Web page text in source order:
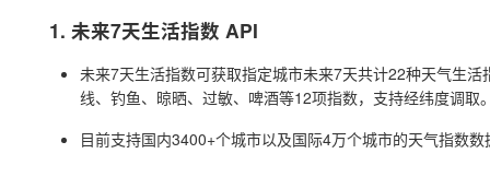
1. 未来7天生活指数 API
未来7天生活指数可获取指定城市未来7天共计22种天气生
线、钓鱼、晾晒、过敏、啤酒等12项指数，支持经纬度调取
目前支持国内3400+个城市以及国际4万个城市的天气指数数